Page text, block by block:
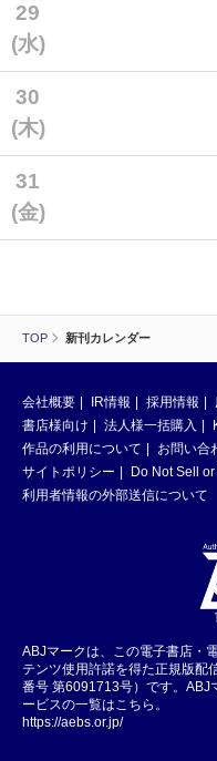
TOP 新刊カレンダー
29
(水)
30
(木)
31
(金)
会社概要 IR情報 採用情報
書店様向け
法人様一括購入
作品の利用について
お問い合
サイトポリシー
Do Not Sell
利用者情報の外部送信について
ABJマークは、この電子書店・
テンツ使用許諾を得た正規版配
番号 第6091713号）です。ABJ
ービスの一覧はこちら。
https://aebs.or.jp/